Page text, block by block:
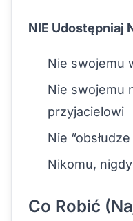
NIE Udostępniaj
Nie swojemu
Nie swojemu
przyjacielowi
Nie
Nikomu, nigdy
Co Robić